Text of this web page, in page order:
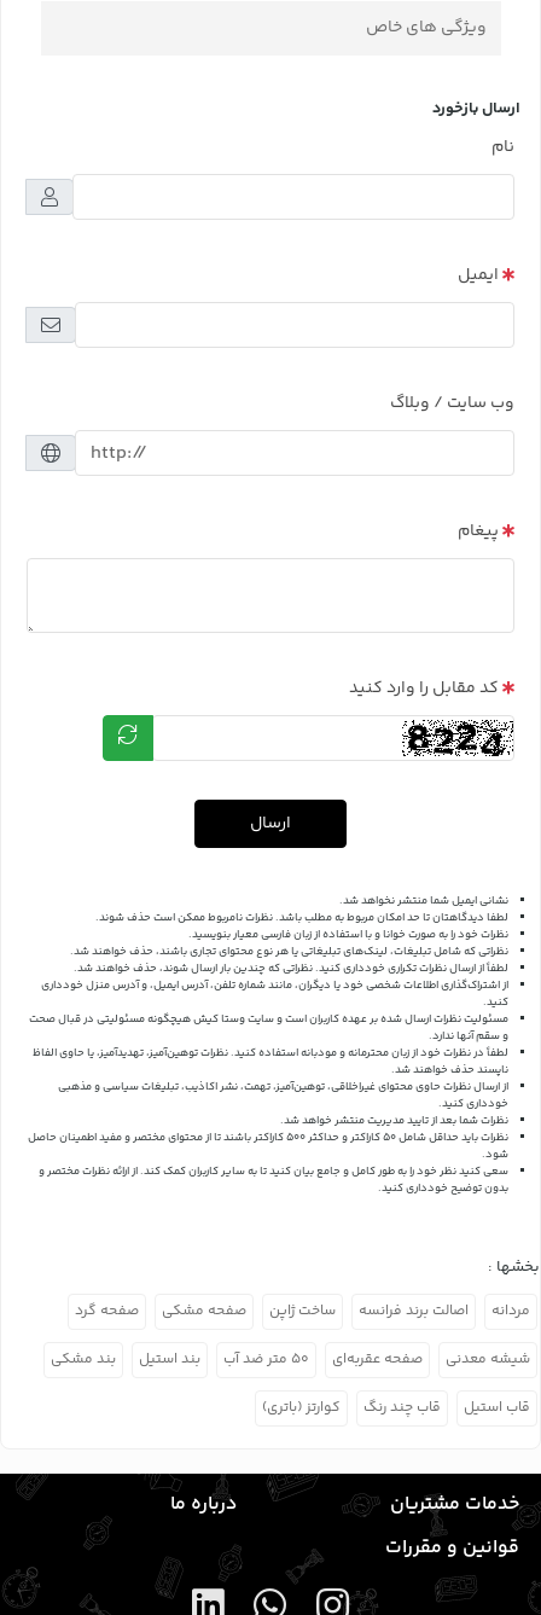
ویژگی های خاص
ارسال بازخورد
نام
ایمیل
وب سایت / وبلاگ
پیغام
کد مقابل را وارد کنید
ارسال
نشانی ایمیل شما منتشر نخواهد شد.
لطفا دیدگاهتان تا حد امکان مربوط به مطلب باشد. نظرات نامربوط ممکن است حذف شوند.
نظرات خود را به صورت خوانا و با استفاده از زبان فارسی معیار بنویسید.
نظراتی که شامل تبلیغات، لینک‌های تبلیغاتی یا هر نوع محتوای تجاری باشند، حذف خواهند شد.
لطفاً از ارسال نظرات تکراری خودداری کنید. نظراتی که چندین بار ارسال شوند، حذف خواهند شد.
از اشتراک‌گذاری اطلاعات شخصی خود یا دیگران، مانند شماره تلفن، آدرس ایمیل، و آدرس منزل خودداری
کنید.
مسئولیت نظرات ارسال شده بر عهده کاربران است و سایت وستا کیش هیچگونه مسئولیتی در قبال صحت
و سقم آنها ندارد.
لطفاً در نظرات خود از زبان محترمانه و مودبانه استفاده کنید. نظرات توهین‌آمیز، تهدیدآمیز، یا حاوی الفاظ
ناپسند حذف خواهند شد.
از ارسال نظرات حاوی محتوای غیراخلاقی، توهین‌آمیز، تهمت، نشر اکاذیب، تبلیغات سیاسی و مذهبی
خودداری کنید.
نظرات شما بعد از تایید مدیریت منتشر خواهد شد.
نظرات باید حداقل شامل 50 کاراکتر و حداکثر 500 کاراکتر باشند تا از محتوای مختصر و مفید اطمینان حاصل
شود.
سعی کنید نظر خود را به طور کامل و جامع بیان کنید تا به سایر کاربران کمک کند.از ارائه نظرات مختصر و
بدون توضیح خودداری کنید.
بخشها :
مردانه اصالت برند فرانسه ساخت ژاپن صفحه مشکی صفحه گرد
شیشه معدنی صفحه عقربه‌ای ۵۰ متر ضد آب بند استیل بند مشکی
قاب استیل قاب چند رنگ کوارتز (باتری)
خدمات مشتریان
درباره ما
قوانین و مقررات